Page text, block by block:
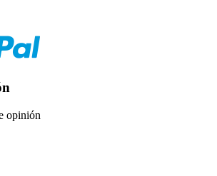
opinión